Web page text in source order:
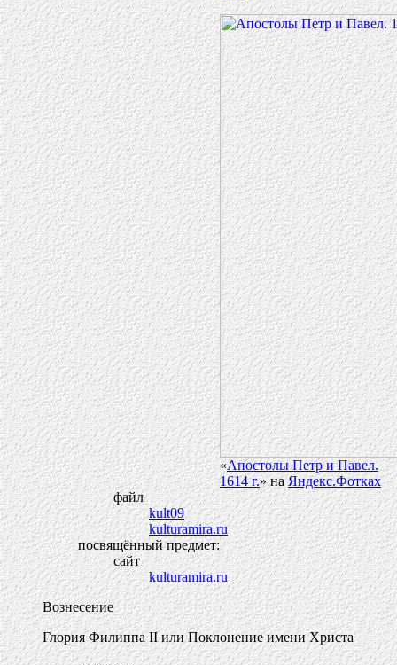
«Апостолы Петр и Павел.
1614 г.» наЯндекс.Фотках
файл
kult09
kulturamira.ru
посвящённый предмет:
сайт
kulturamira.ru
Вознесение
Глория Филиппа II или Поклонение имени Христа